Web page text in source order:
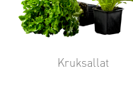
Kruksallat